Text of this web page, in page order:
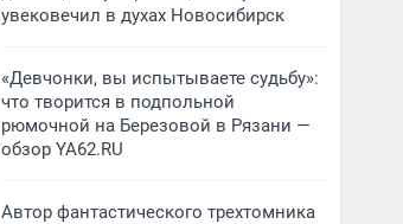
увековечил в духах Новосибирск
«Девчонки, вы испытываете судьбу»:
что творится в подпольной
рюмочной на Березовой в Рязани —
обзор YA62.RU
Автор фантастического трехтомника